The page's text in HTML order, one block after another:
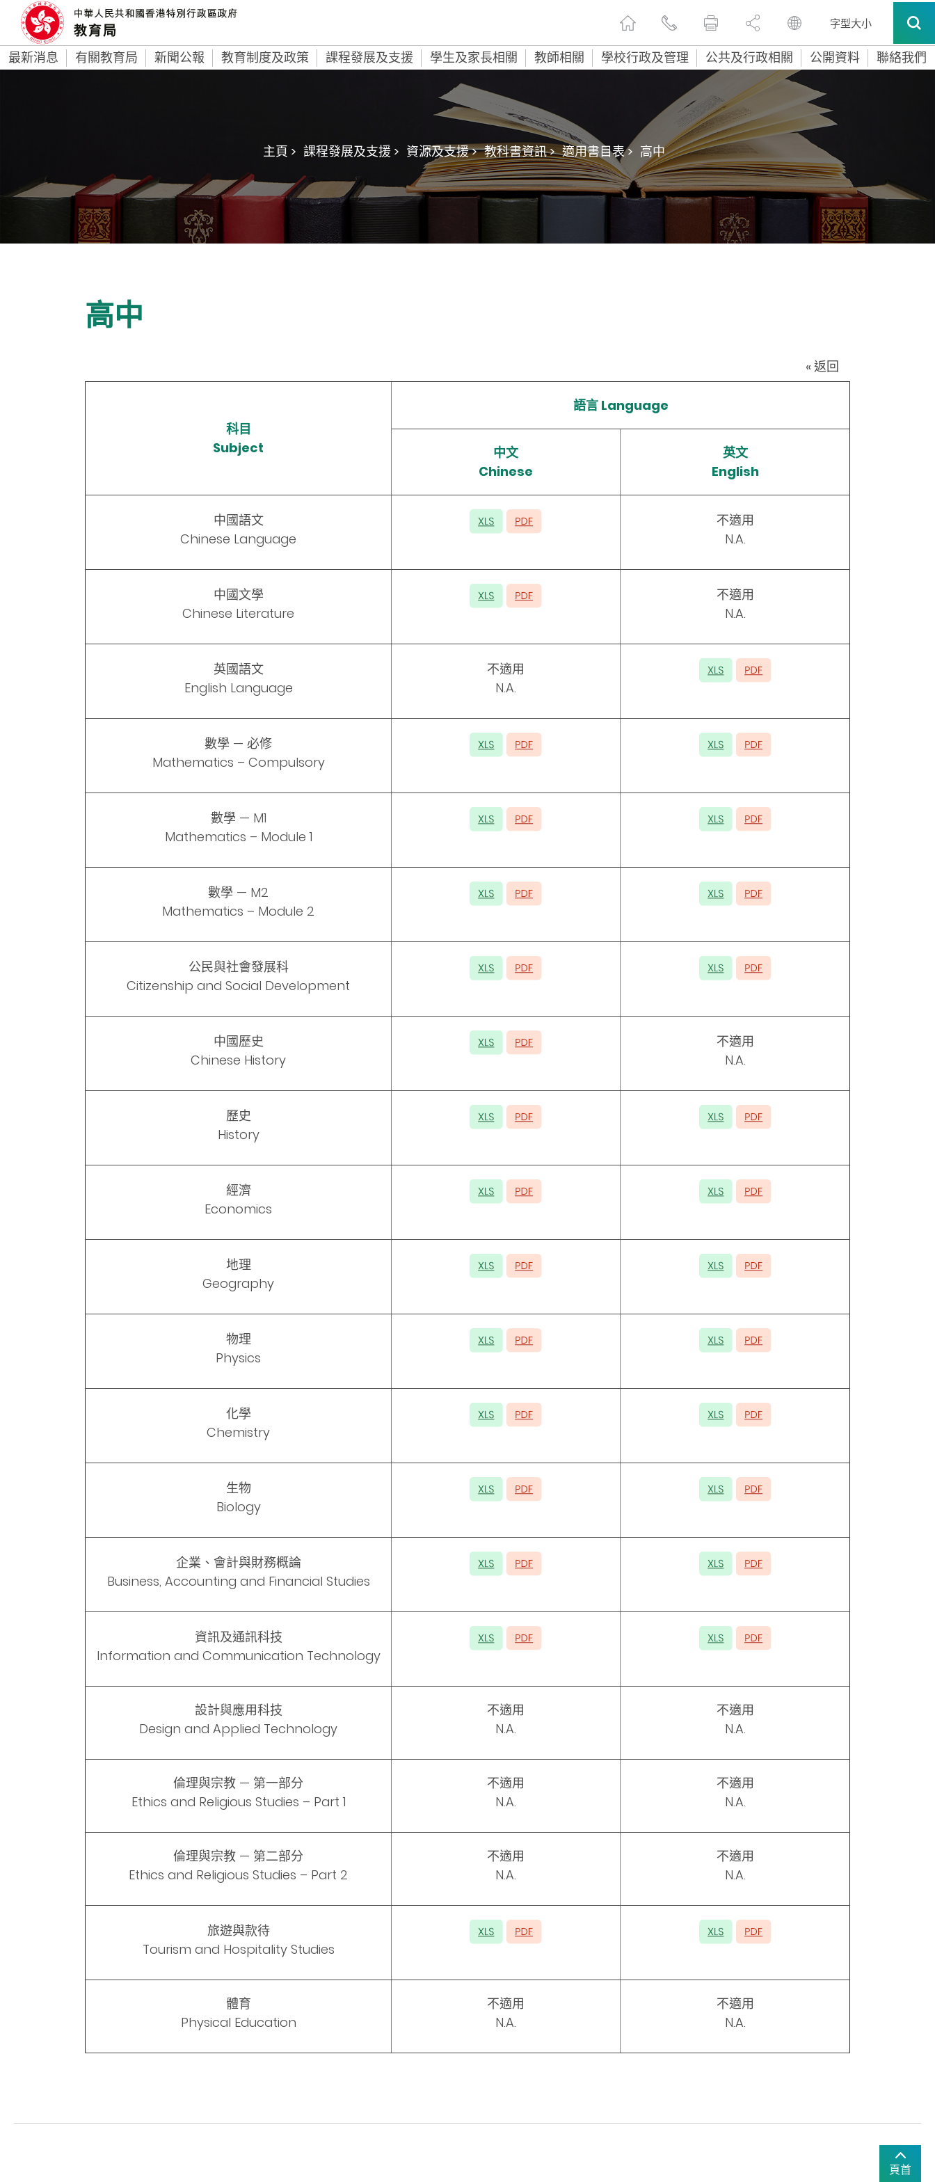
字型大小
最新消息 有關教育局 新聞公報 教育制度及政策 課程發展及支援 學生及家長相關 教師相關 學校行政及管理 公共及行政相關 公開資料 聯絡我們
主頁 > 課程發展及支援 > 資源及支援 > 教科書資訊 > 適用書目表 > 高中
高中
« 返回
科目
Subject
語言 Language
中文
Chinese
英文
English
中國語文
Chinese Language
不適用
N.A.
中國文學
Chinese Literature
不適用
N.A.
英國語文
English Language
不適用
N.A.
數學 — 必修
Mathematics – Compulsory
數學 — M1
Mathematics – Module 1
數學 — M2
Mathematics – Module 2
公民與社會發展科
Citizenship and Social Development
中國歷史
Chinese History
不適用
N.A.
歷史
History
經濟
Economics
地理
Geography
物理
Physics
化學
Chemistry
生物
Biology
企業、會計與財務概論
Business, Accounting and Financial Studies
資訊及通訊科技
Information and Communication Technology
設計與應用科技
Design and Applied Technology
不適用
N.A.
不適用
N.A.
倫理與宗教 — 第一部分
Ethics and Religious Studies – Part 1
不適用
N.A.
不適用
N.A.
倫理與宗教 — 第二部分
Ethics and Religious Studies – Part 2
不適用
N.A.
不適用
N.A.
旅遊與款待
Tourism and Hospitality Studies
體育
Physical Education
不適用
N.A.
不適用
N.A.
頁首